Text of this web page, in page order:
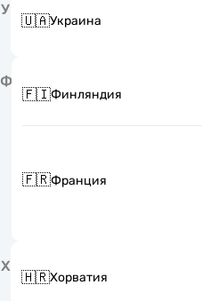
У
🇺🇦Украина
Ф
🇫🇮Финляндия
🇫🇷Франция
Х
🇭🇷Хорватия